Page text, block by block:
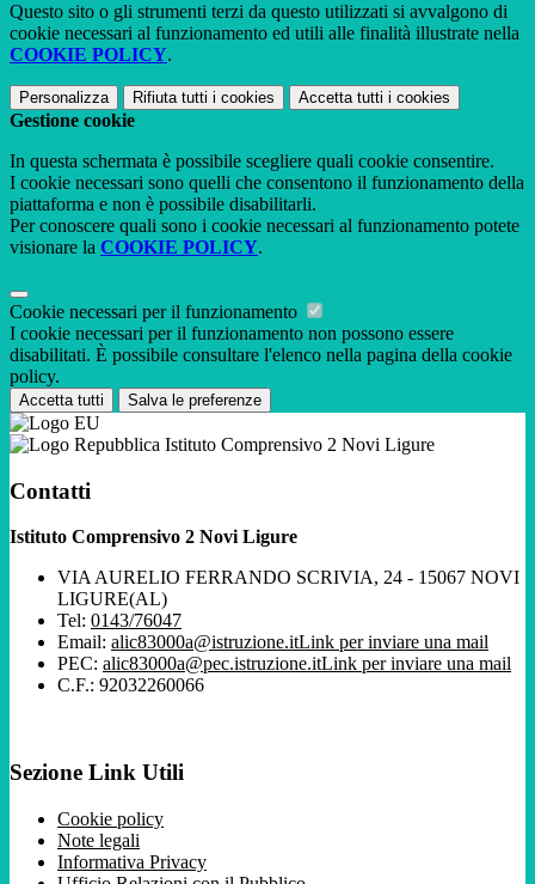
Questo sito o gli strumenti terzi da questo utilizzati si avvalgono di
cookie necessari al funzionamento ed utili alle finalità illustrate nella
COOKIE POLICY.
Personalizza Rifiuta tutti i cookies Accetta tutti i cookies
Gestione cookie
In questa schermata è possibile scegliere quali cookie consentire.
I cookie necessari sono quelli che consentono il funzionamento della
piattaforma e non è possibile disabilitarli.
Per conoscere quali sono i cookie necessari al funzionamento potete
visionare la COOKIE POLICY.
Cookie necessari per il funzionamento
I cookie necessari per il funzionamento non possono essere
disabilitati. È possibile consultare l'elenco nella pagina della cookie
policy.
Accetta tutti Salva le preferenze
Istituto Comprensivo 2 Novi Ligure
Contatti
Istituto Comprensivo 2 Novi Ligure
VIA AURELIO FERRANDO SCRIVIA, 24 - 15067 NOVI
LIGURE(AL)
Tel: 0143/76047
Email: alic83000a@istruzione.itLink per inviare una mail
PEC: alic83000a@pec.istruzione.itLink per inviare una mail
C.F.: 92032260066
Sezione Link Utili
Cookie policy
Note legali
Informativa Privacy